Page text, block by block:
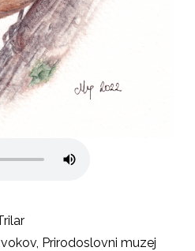
Prirodoslovni muzej